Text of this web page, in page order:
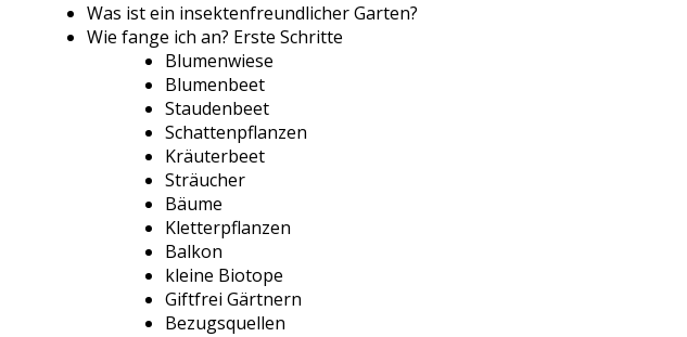
Was ist ein insektenfreundlicher Garten?
Wie fange ich an? Erste Schritte
Blumenwiese
Blumenbeet
Staudenbeet
Schattenpflanzen
Kräuterbeet
Sträucher
Bäume
Kletterpflanzen
Balkon
kleine Biotope
Giftfrei Gärtnern
Bezugsquellen